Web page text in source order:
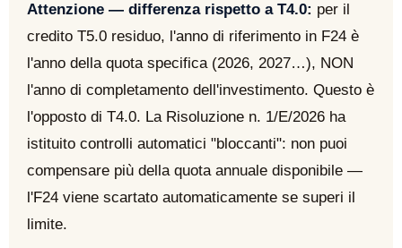
Attenzione — differenza rispetto a T4.0: per il
credito T5.0 residuo, l'anno di riferimento in F24 è
l'anno della quota specifica (2026, 2027…), NON
l'anno di completamento dell'investimento. Questo è
l'opposto di T4.0. La Risoluzione n. 1/E/2026 ha
istituito controlli automatici "bloccanti": non puoi
compensare più della quota annuale disponibile —
l'F24 viene scartato automaticamente se superi il
limite.